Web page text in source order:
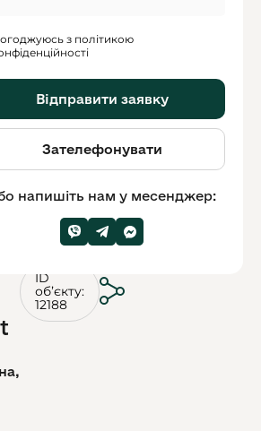
ID
обʼєкту:
12188
з політикою
Відправити заявку
Зателефонувати
напишіть нам у месенджер: